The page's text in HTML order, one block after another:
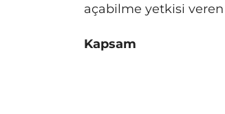
açabilme yetkisi
Kapsam